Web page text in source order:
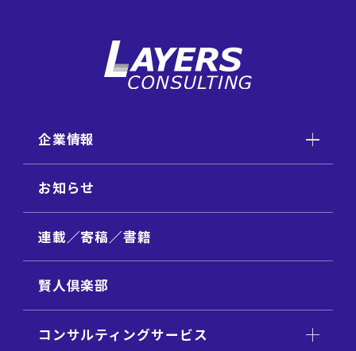
企業情報
お知らせ
連載／寄稿／書籍
賢人倶楽部
コンサルティングサービス